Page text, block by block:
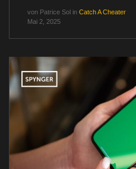
von Patrice Sol in Catch A Cheater
Mai 2, 2025